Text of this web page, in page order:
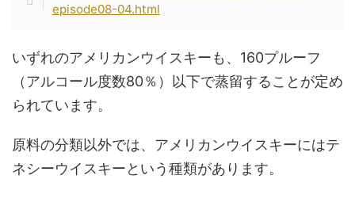
episode08-04.html
いずれのアメリカンウイスキーも、160プルーフ
（アルコール度数80％）以下で蒸留することが定め
られています。
原料の分類以外では、アメリカンウイスキーにはテ
ネシーウイスキーという種類があります。